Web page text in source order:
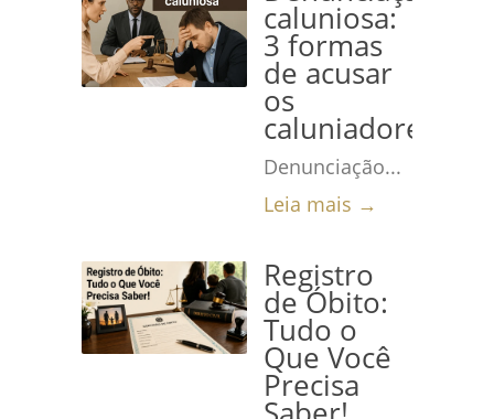
caluniosa:
3 formas
de acusar
os
caluniadores
Denunciação...
Leia mais →
Registro
de Óbito:
Tudo o
Que Você
Precisa